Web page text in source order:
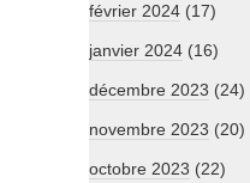
février 2024 (17)
janvier 2024 (16)
décembre 2023 (24)
novembre 2023 (20)
octobre 2023 (22)